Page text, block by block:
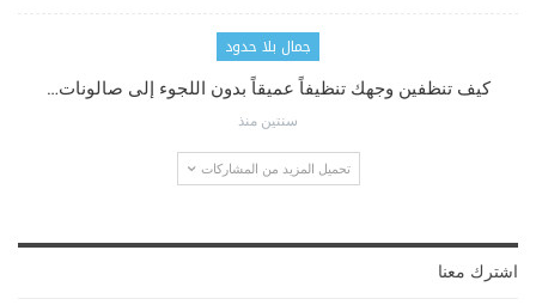
جمال بلا حدود
كيف تنظفين وجهك تنظيفاً عميقاً بدون اللجوء إلى صالونات…
سنتين منذ
تحميل المزيد من المشاركات
اشترك معنا